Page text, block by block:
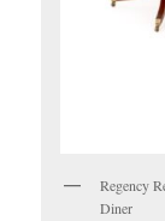
Regency
Diner